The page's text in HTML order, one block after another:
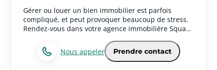
Ensemble, donnons vie à vos ambitions
immobilières.
Gérer ou louer un bien immobilier est parfois
compliqué, et peut provoquer beaucoup de stress.
Rendez-vous dans votre agence immobilière Square
d'un expert.Votre agence immobilière propose aussi
ses services sur la ville de CavaillonAgents
immobiliers à Cavaillon, notre agence couvre
Prendre contact
Nous appeler